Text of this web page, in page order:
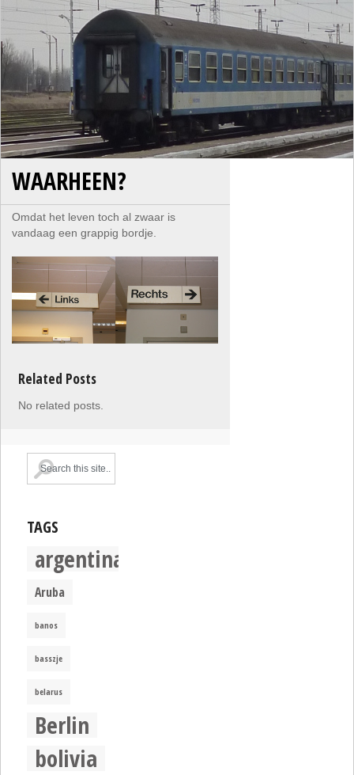
WAARHEEN?
Omdat het leven toch al zwaar is
vandaag een grappig bordje.
Related Posts
No related posts.
TAGS
argentina
Aruba
banos
basszje
belarus
Berlin
bolivia